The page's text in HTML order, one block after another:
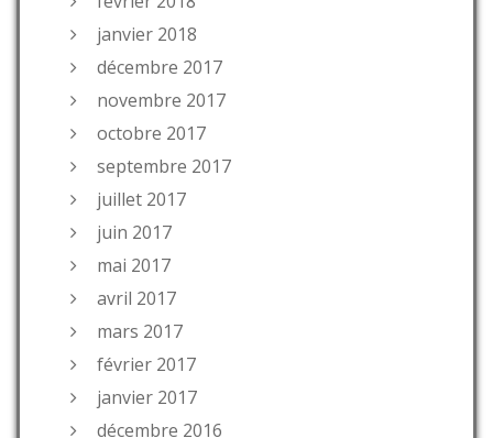
janvier 2018
décembre 2017
novembre 2017
octobre 2017
septembre 2017
juillet 2017
juin 2017
mai 2017
avril 2017
mars 2017
février 2017
janvier 2017
décembre 2016